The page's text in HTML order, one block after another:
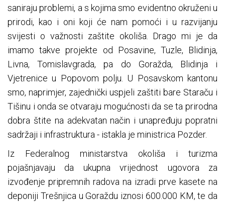
saniraju problemi, a s kojima smo evidentno okruženi u
prirodi, kao i oni koji će nam pomoći i u razvijanju
svijesti o važnosti zaštite okoliša. Drago mi je da
imamo takve projekte od Posavine, Tuzle, Blidinja,
Livna, Tomislavgrada, pa do Goražda, Blidinja i
Vjetrenice u Popovom polju. U Posavskom kantonu
smo, naprimjer, zajednički uspjeli zaštiti bare Staraču i
Tišinu i onda se otvaraju mogućnosti da se ta prirodna
dobra štite na adekvatan način i unapređuju popratni
sadržaji i infrastruktura - istakla je ministrica Pozder.
Iz Federalnog ministarstva okoliša i turizma
pojašnjavaju da ukupna vrijednost ugovora za
izvođenje pripremnih radova na izradi prve kasete na
deponiji Trešnjica u Goraždu iznosi 600.000 KM, te da